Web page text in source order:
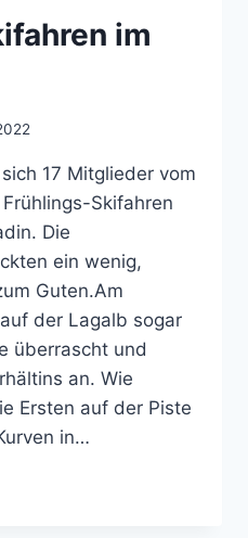
im
17 Mitglieder vom
Skifahren
Die
ein wenig,
Guten.Am
der Lagalb sogar
überrascht und
an. Wie
Ersten auf der Piste
in…